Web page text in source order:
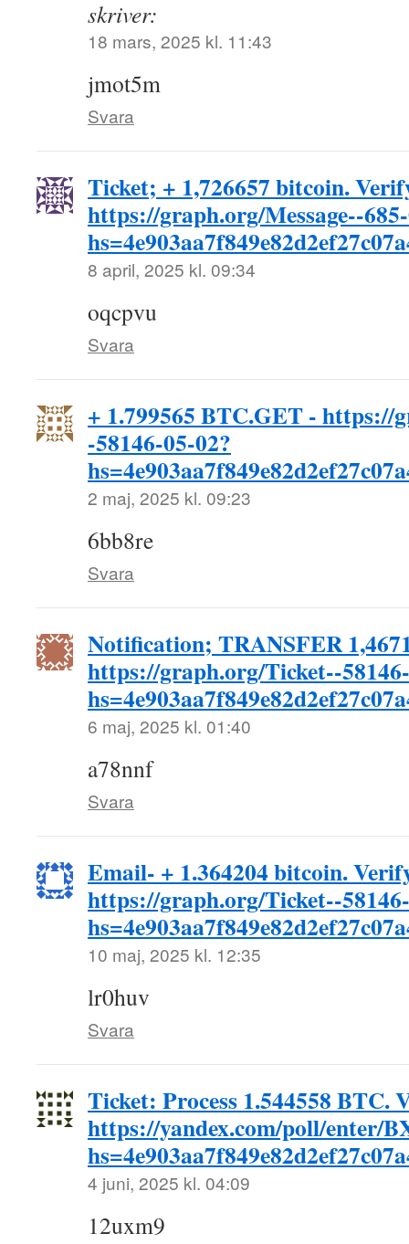
skriver:
18 mars, 2025 kl. 11:43
jmot5m
Svara
Ticket; + 1,726657 bitcoin.
https://graph.org/Message--
8 april, 2025 kl. 09:34
oqcpvu
Svara
+ 1.799565 BTC.GET - https://
-58146-05-02?
2 maj, 2025 kl. 09:23
6bb8re
Svara
Notification; TRANSFER
https://graph.org/Ticket--
6 maj, 2025 kl. 01:40
a78nnf
Svara
Email- + 1.364204 bitcoin.
https://graph.org/Ticket--
10 maj, 2025 kl. 12:35
lr0huv
Svara
Ticket: Process 1.544558 BTC.
https://yandex.com/poll/enter/
4 juni, 2025 kl. 04:09
12uxm9